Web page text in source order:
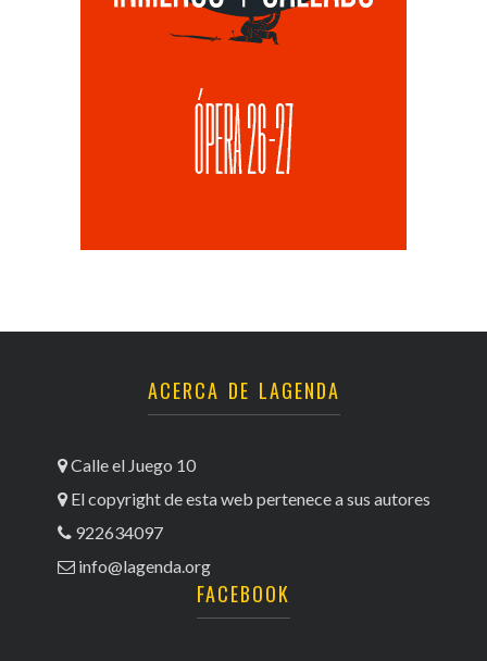
ACERCA DE LAGENDA
Calle el Juego 10
El copyright de esta web pertenece a sus autores
922634097
info@lagenda.org
FACEBOOK